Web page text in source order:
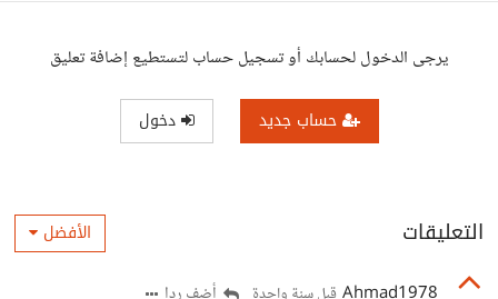
يرجى الدخول لحسابك أو تسجيل حساب لتستطيع إضافة تعليق
حساب جديد دخول
التعليقات الأفضل